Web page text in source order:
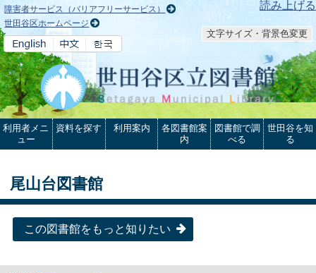
本文へ 読み上げる
障害者サービス（バリアフリーサービス）
世田谷区ホームページ
文字サイズ・背景色変更
利用者メニ
ュー
資料を探す 利用案内
各図書館案
内
図書館で調
べる
世田谷を知
る
尾山台図書館
この図書館をもっと知りたい